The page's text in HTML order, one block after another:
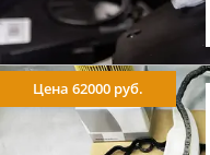
Цена 62000 руб.